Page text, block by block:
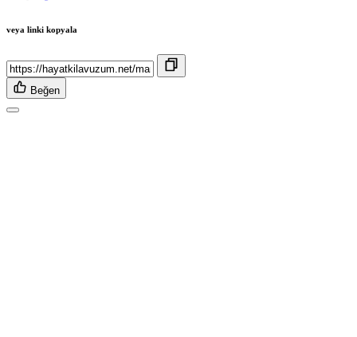
veya linki kopyala
Beğen